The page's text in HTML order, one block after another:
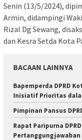
Senin (13/5/2024),
Armin, didampingi
Rizal Dg Sewang,
dan Kesra Setda Kota
BACAAN LAINNYA
Bapemperda DPRD
Inisiatif Prioritas
Pimpinan Pansus
Rapat Paripurna
Pertanggungjawaban